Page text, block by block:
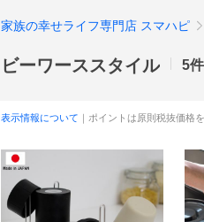
家族の幸せライフ専門店 スマハピ
ビーワーススタイル 5件
表示情報について ｜ポイントは原則税抜価格